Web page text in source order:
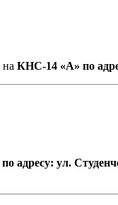
на КНС-14 «А» по
по адресу: ул.